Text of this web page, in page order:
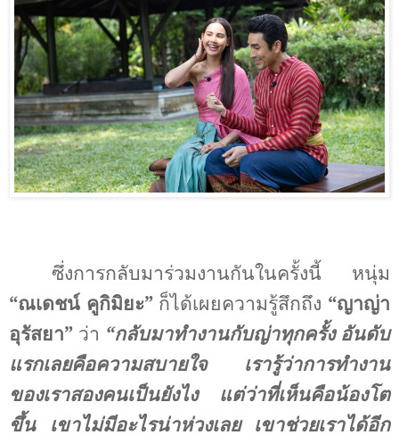
ซึ่งการกลับมาร่วมงานกันในครั้งนี้ หนุ่ม
“ณเดชน์ คูกิมิยะ”ก็ได้เผยความรู้สึกถึง “ญาญ่า
อุรัสยา” ว่า “กลับมาทำงานกับญ่าทุกครั้ง อันดับ
แรกเลยคือความสบายใจ เรารู้ว่าการทำงาน
ของเราสองคนเป็นยังไง แต่ว่าที่เห็นคือน้องโต
ขึ้น เขาไม่มีอะไรน่าห่วงเลย เขาช่วยเราได้อีก